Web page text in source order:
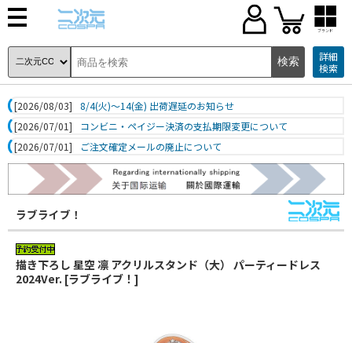
ブランド
詳細
検索
[2026/08/03]
8/4(火)～14(金) 出荷遅延のお知らせ
[2026/07/01]
コンビニ・ペイジー決済の支払期限変更について
[2026/07/01]
ご注文確定メールの廃止について
ラブライブ！
描き下ろし 星空 凛 アクリルスタンド（大） パーティードレス
2024Ver. [ラブライブ！]